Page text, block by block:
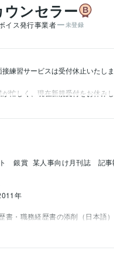
ンセラー
イス発行事業者 未登録
練習サービスは受付休止いたしま
忙しく、現在新規受付をお休み
　銀賞 某人事向け月刊誌　記
年
書・職務経歴書の添削（日本語）
ント